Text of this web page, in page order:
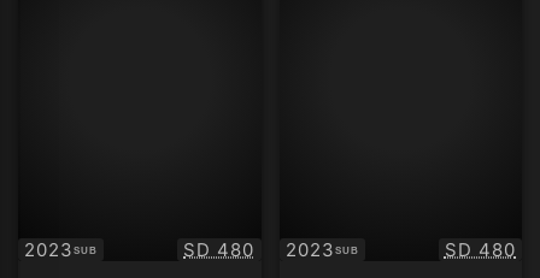
2023SUB
Субтитри Качество:
SD 480 2023SUB
Субтитри SD 480